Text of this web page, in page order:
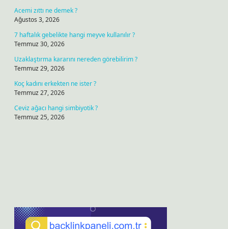
Acemi zıttı ne demek ?
Ağustos 3, 2026
7 haftalık gebelikte hangi meyve kullanılır ?
Temmuz 30, 2026
Uzaklaştırma kararını nereden görebilirim ?
Temmuz 29, 2026
Koç kadını erkekten ne ister ?
Temmuz 27, 2026
Ceviz ağacı hangi simbiyotik ?
Temmuz 25, 2026